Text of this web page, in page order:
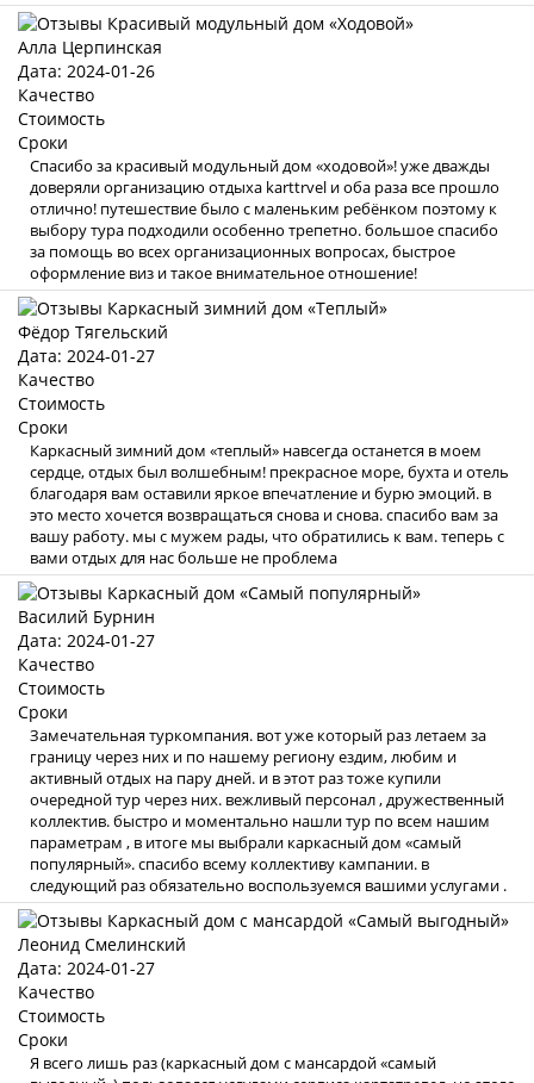
Алла Церпинская
Дата: 2024-01-26
Качество
Стоимость
Сроки
Спасибо за красивый модульный дом «ходовой»! уже дважды
доверяли организацию отдыха karttrvel и оба раза все прошло
отлично! путешествие было с маленьким ребёнком поэтому к
выбору тура подходили особенно трепетно. большое спасибо
за помощь во всех организационных вопросах, быстрое
оформление виз и такое внимательное отношение!
Фёдор Тягельский
Дата: 2024-01-27
Качество
Стоимость
Сроки
Каркасный зимний дом «теплый» навсегда останется в моем
сердце, отдых был волшебным! прекрасное море, бухта и отель
благодаря вам оставили яркое впечатление и бурю эмоций. в
это место хочется возвращаться снова и снова. спасибо вам за
вашу работу. мы с мужем рады, что обратились к вам. теперь с
вами отдых для нас больше не проблема
Василий Бурнин
Дата: 2024-01-27
Качество
Стоимость
Сроки
Замечательная туркомпания. вот уже который раз летаем за
границу через них и по нашему региону ездим, любим и
активный отдых на пару дней. и в этот раз тоже купили
очередной тур через них. вежливый персонал , дружественный
коллектив. быстро и моментально нашли тур по всем нашим
параметрам , в итоге мы выбрали каркасный дом «самый
популярный». спасибо всему коллективу кампании. в
следующий раз обязательно воспользуемся вашими услугами .
Леонид Смелинский
Дата: 2024-01-27
Качество
Стоимость
Сроки
Я всего лишь раз (каркасный дом с мансардой «самый